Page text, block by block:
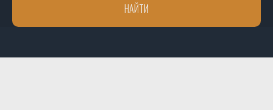
НАЙТИ